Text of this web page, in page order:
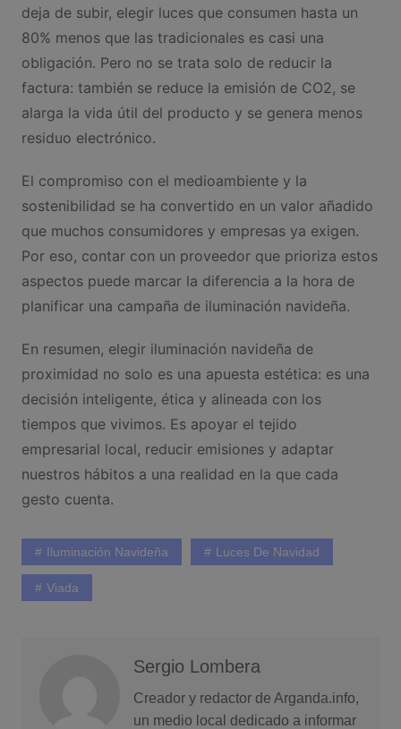
deja de subir, elegir luces que consumen hasta un
80% menos que las tradicionales es casi una
obligación. Pero no se trata solo de reducir la
factura: también se reduce la emisión de CO2, se
alarga la vida útil del producto y se genera menos
residuo electrónico.
El compromiso con el medioambiente y la
sostenibilidad se ha convertido en un valor añadido
que muchos consumidores y empresas ya exigen.
Por eso, contar con un proveedor que prioriza estos
aspectos puede marcar la diferencia a la hora de
planificar una campaña de iluminación navideña.
En resumen, elegir iluminación navideña de
proximidad no solo es una apuesta estética: es una
decisión inteligente, ética y alineada con los
tiempos que vivimos. Es apoyar el tejido
empresarial local, reducir emisiones y adaptar
nuestros hábitos a una realidad en la que cada
gesto cuenta.
Iluminación Navideña Luces De Navidad
Viada
Sergio Lombera
Creador y redactor de Arganda.info,
un medio local dedicado a informar